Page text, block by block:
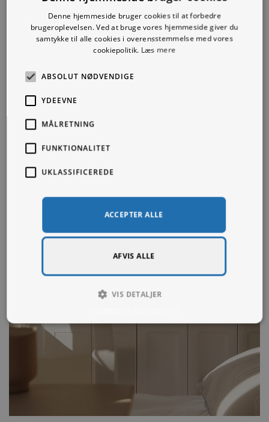
vifte af motiver er de perfekte til at tilføje
personlighed til dine rum.
Denne hjemmeside bruger cookies til at forbedre
brugeroplevelsen. Ved at bruge vores hjemmeside giver du
samtykke til alle cookies i overensstemmelse med vores
cookiepolitik. Læs mere
ABSOLUT NØDVENDIGE
YDEEVNE
MÅLRETNING
FUNKTIONALITET
UKLASSIFICEREDE
ACCEPTER ALLE
AFVIS ALLE
VIS DETALJER